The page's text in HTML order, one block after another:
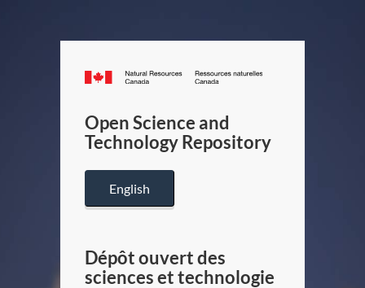
Canada.ca
/
Canada
Open Science and
Technology Repository
English
Dépôt ouvert des
sciences et technologie